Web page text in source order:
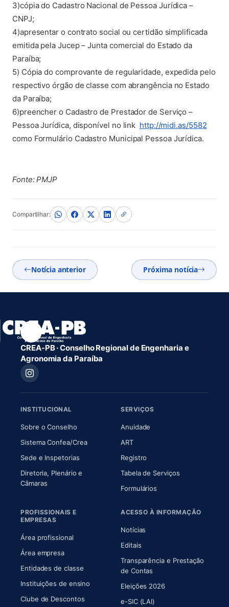
3)cópia do Cadastro Nacional de Pessoa Jurídica –
CNPJ;
4)apresentar o contrato social ou certidão simplificada
emitida pela Jucep – Junta comercial do Estado da
Paraíba;
5) Cópia do comprovante de regularidade, expedida pelo
respectivo órgão de classe com abrangência no Estado
da Paraíba;
6)preencher o Cadastro de Prestador de Serviço –
Pessoa Jurídica, disponível no link http://midi.as/5582(abre
como Formulário Cadastro Municipal Pessoa Jurídica.
Fonte: PMJP
Compartilhar:
Notícia anterior Próxima notícia
CREA-PB · Conselho Regional de Engenharia e
Agronomia da Paraíba
INSTITUCIONAL
Sobre o Conselho(abre em nova aba)
Sistema Confea/Crea(abre em nova aba)
Sede e Inspetorias
Diretoria, Plenário e
Câmaras(abre em nova aba)
SERVIÇOS
Anuidade
ART(abre em nova aba)
Registro
Tabela de Serviços
Formulários
PROFISSIONAIS E
EMPRESAS
Área profissional
Área empresa
Entidades de classe
Instituições de ensino
Clube de Descontos
ACESSO À INFORMAÇÃO
Notícias
Editais
Transparência e Prestação
de Contas
Eleições 2026
e-SIC (LAI)